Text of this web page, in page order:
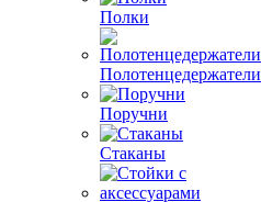
Полки
Полотенцедержатели
Поручни
Стаканы